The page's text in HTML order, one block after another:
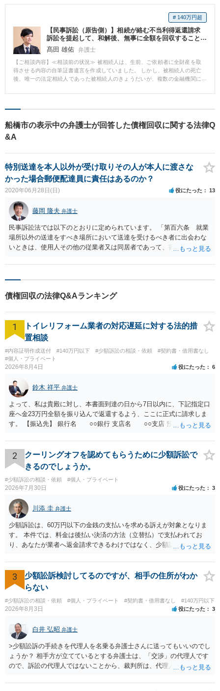
# 140万円超
【民事訴訟（原告側）】相続が絡む不当利得返還請求
訴訟を提起して、和解後、無事に全額を回収すること
ができた事案 ＜2250万円 回収成功＞
髙田 雄佑 弁護士
【ご相談内容】≪相談前の状況≫ 被相続人は、生前、ご依頼者に全財産を取
得させる内容の自筆証書遺言を作成していました。 しかし、被相続人の死亡
後、唯一の法定相続人であった被相続人のきょうだいが、複数の金融機関に
した。 ≪相談内容の概要≫ ご依頼者は、遺言書によって被相続人の全財産を
主張し、別途、遺言無効確認訴訟を提起する意向も示していました。 そこ
で、法定相続人による各預金の払戻時期、遺言書の検認通知が届いた時期、
検認期日に出席した事実等を整理し、法定相続人が遺言書の存在や内容を認
た。 ≪弁護士の対応と結果≫ 複数の金融機関から取り寄せた資料や遺言書の
検認記録等をもとに、各預金の払戻日と、法定相続人が遺言書の存在及び内
容を認識した時期を時系列に沿って整理しました。 その上で、法定相続人に
よる預金の払戻しが不法行為に当たるとして損害賠償を請求するとともに、
仮に不法行為が成立しない場合に備え、不当利得返還請求を予備的に行いま
戻した預貯金全額を支払う内容の和解案を提示しました。 さらに、検認期日
の翌日以降については、法定相続人が遺言書の内容を認識していた以上、不
当利得に対する利息も支払うべきであると主張しました。 その結果、比較的
早期に、法定相続人が解決金2250万円を一括で支払う内容の和解が成立しま
した。 これにより、ご依頼者は、法定相続人が払い戻した預貯金約2200万円
の全額に加え、利息相当額を含む金額を回収することができました。
船橋市の表示中の弁護士が回答した債権回収に関する法律Q
&A
特別送達を本人以外が受け取りその人が本人に渡さな
かった場合郵便配達員に責任はあるのか？
2020年06月28日(日) 役にたった 13
藤岡 隆夫 弁護士
民事訴訟法では以下のとおりに定められています。 「第百六条 就業
場所以外の送達をすべき場所において送達を受けるべき者に出会わな
いときは、使用人その他の従業者又は同居者であって、書類の受領に
本件で受け取られたご家族は「同居者」で「相当のわきまえのあるも
当のわきまえのあるもの」に渡したと裁判所に報告しますので、その
理論上受取人ご本人が「受け取っていない」として送達の有効性を争
う可能性は残っています。 その旨（同居者が受け取ったため届いた扱
か。
債権回収の法律Q&Aランキング
1
トイレリフォーム業者の対応遅延に対する法的措
置相談
#内容証明作成送付 #140万円以下 #少額訴訟の相談・依頼
#契約書・借用書なし
#個人・プライベート
2026年8月4日 役にたった 6
鈴木 祥平 弁護士
よって、私は貴殿に対し、本書面到達の日から7日以内に、下記指定口
座へ金23万円全額を振り込んで返還するよう、ここに正式に請求しま
す。 【振込先】 銀行名 ○○銀行 支店名 ○○支店 預金種別 普通
されない場合には、貴殿には任意に返金する意思がないものと判断
し、やむを得ず、返還金23万円及びこれに対する遅延損害金の支払い
を求める民事訴訟、支払督促その他必要な法的手続を直ちに講じま
す。 その際には、訴訟に要する費用その他法令上認められる金員につ
いても併せて請求する予定ですので、あらかじめ申し添えます。 本件
は、貴殿自らが契約を解約したことによって生じた返還義務の履行を
求めるものにすぎません。貴殿の仕入先との取引関係や返金時期など
の内部事情は、私に対する返還義務の発生や履行時期には何ら影響を
及ぼすものではありません。 これ以上、本件の解決を不必要に遅延さ
せることなく、誠意をもって速やかに返金手続を履行されるよう、強
く求めます。 以上
2
クーリングオフを認めてもらうために少額訴訟で
きるのでしょうか。
#少額訴訟の相談・依頼 #個人・プライベート
2026年7月30日 役にたった 3
川添 圭 弁護士
少額訴訟は、60万円以下の金銭の支払いを求める訴えが対象となりま
す。 本件では、料金は後払い決済の方法（立替払）で支払われてお
り、あなたが業者へ返金請求できるわけではなく、少額訴訟は使えな
在確認請求訴訟を提起することも考えられますが、まずは後払い決済
業者へ（原契約のクーリング・オフの証拠の写しとともに）支払拒絶
の通知書を送り、もし訴訟や支払督促を行ってきた場合には全面的に
争う、というやり方がベターではないかと思います。弁護士会の相談
センター等で、消費者問題に強い弁護士（消費者保護委員会に所属し
ているなど）へ相談されることをお勧めします。
3
少額訟訴検討してるのですが、相手の住所がわか
らない
#少額訴訟の相談・依頼 #個人・プライベート #契約書・借用書なし #140万円以下
2026年8月3日 役にたった 3
白井 弘昭 弁護士
>少額訟訴の手続きを代理人を名乗る弁護士さんに送ってもいいのでし
ょうか？ 相手方が立てているとする弁護士は、「交渉」の代理人です
ので、訴訟の代理人ではないことから、裁判所は、代理人宛ての訴状
ている場合は、相手方（被告）の住所で訴状を作成提出し、裁判所に